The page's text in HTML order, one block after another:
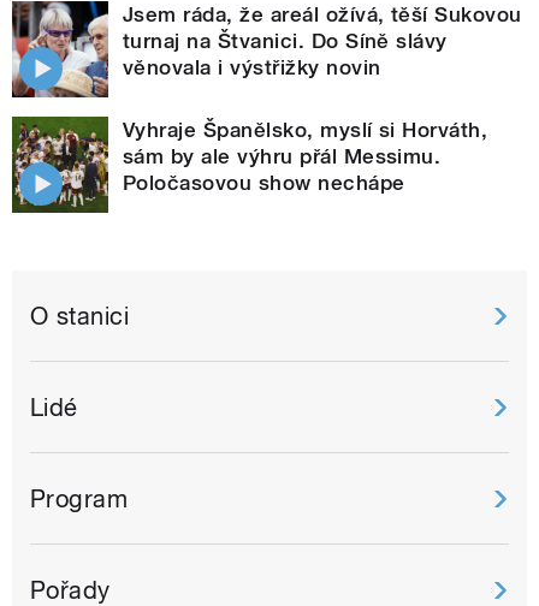
Jsem ráda, že areál ožívá, těší Sukovou
turnaj na Štvanici. Do Síně slávy
věnovala i výstřižky novin
Vyhraje Španělsko, myslí si Horváth,
sám by ale výhru přál Messimu.
Poločasovou show nechápe
O stanici
Lidé
Program
Pořady